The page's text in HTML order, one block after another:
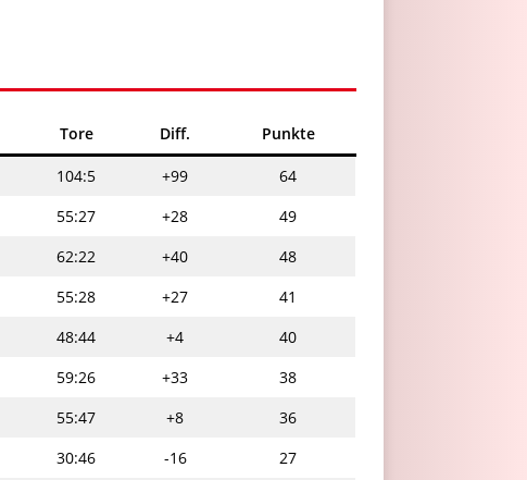
Tore Diff. Punkte
104:5 +99
64
55:27 +28
49
62:22 +40
48
55:28 +27
41
48:44 +4
40
59:26 +33
38
55:47 +8
36
30:46 -16
27